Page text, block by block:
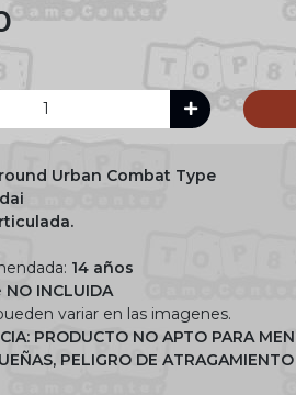
Urban Combat Type
14 años
NO INCLUIDA
variar en las imagenes.
PRODUCTO NO APTO PARA
PELIGRO DE